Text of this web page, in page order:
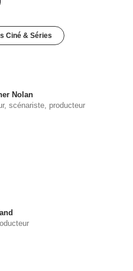
Ciné & Séries
Nolan
scénariste, producteur